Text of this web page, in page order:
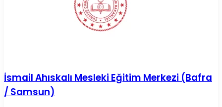
İsmail Ahıskalı Mesleki Eğitim Merkezi (Bafra
/ Samsun)